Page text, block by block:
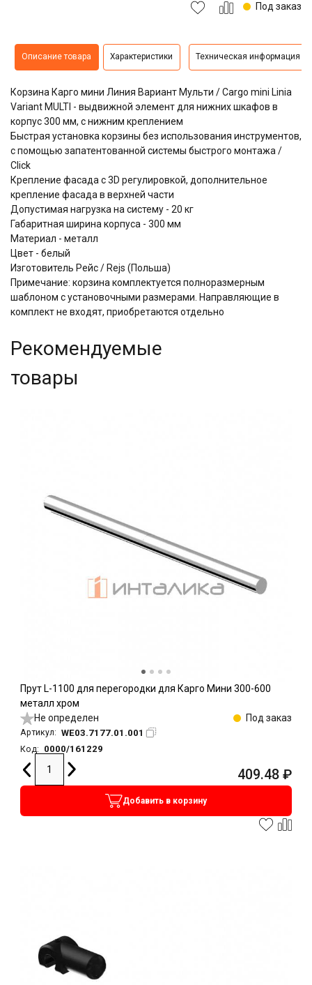
Под заказ
Описание товара Характеристики Техническая информация
Корзина Карго мини Линия Вариант Мульти / Cargo mini Linia
Variant MULTI - выдвижной элемент для нижних шкафов в
корпус 300 мм, с нижним креплением
​​​​​​​Быстрая установка корзины без использования инструментов,
с помощью запатентованной системы быстрого монтажа /
Click
Крепление фасада с 3D регулировкой, дополнительное
крепление фасада в верхней части
Допустимая нагрузка на систему - 20 кг
Габаритная ширина корпуса - 300 мм
Материал - металл
Цвет - белый
Изготовитель Рейс / Rejs (Польша)
Примечание: корзина комплектуется полноразмерным
шаблоном с установочными размерами. Направляющие в
комплект не входят, приобретаются отдельно
Рекомендуемые
товары
Прут L-1100 для перегородки для Карго Мини 300-600
металл хром
Не определен
Под заказ
Артикул: WE03.7177.01.001
Код: 0000/161229
409.48 ₽
Добавить в корзину